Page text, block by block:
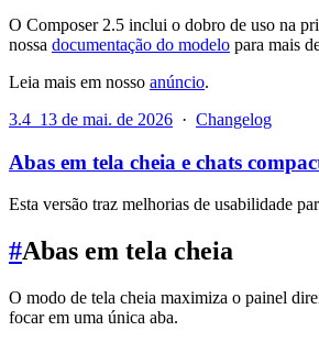
O Composer 2.5 inclui o dobro de uso na
nossa documentação do modelo para mais
Leia mais em nosso anúncio.
3.4 13 de mai. de 2026 · Changelog
Abas em tela cheia e chats
Esta versão traz melhorias de usabilidade
#Abas em tela cheia
O modo de tela cheia maximiza o painel
focar em uma única aba.